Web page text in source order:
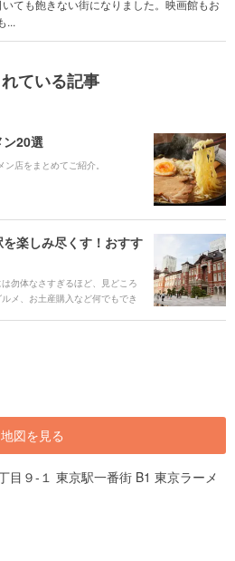
ても飽きない街になりました。映画館もお
...
ている記事
ン20選
店をまとめてご紹介。
を楽しみ尽くす！おすす
勿体なさすぎるほど、見どころ
メ、お土産購入など何でもでき
[keyword_link:丸の内改札への
[keyword_link:東京駅 居酒
[keyword_link:東京駅 カフ
[keyword_link:東京駅 ラーメ
[keyword_link:東京駅周辺 商
229] [keyword_link:東京駅周辺
[keyword_link:お土
[keyword_link:ビュースポッ
234]
地図を見る
目９-１ 東京駅一番街 B1 東京ラーメ